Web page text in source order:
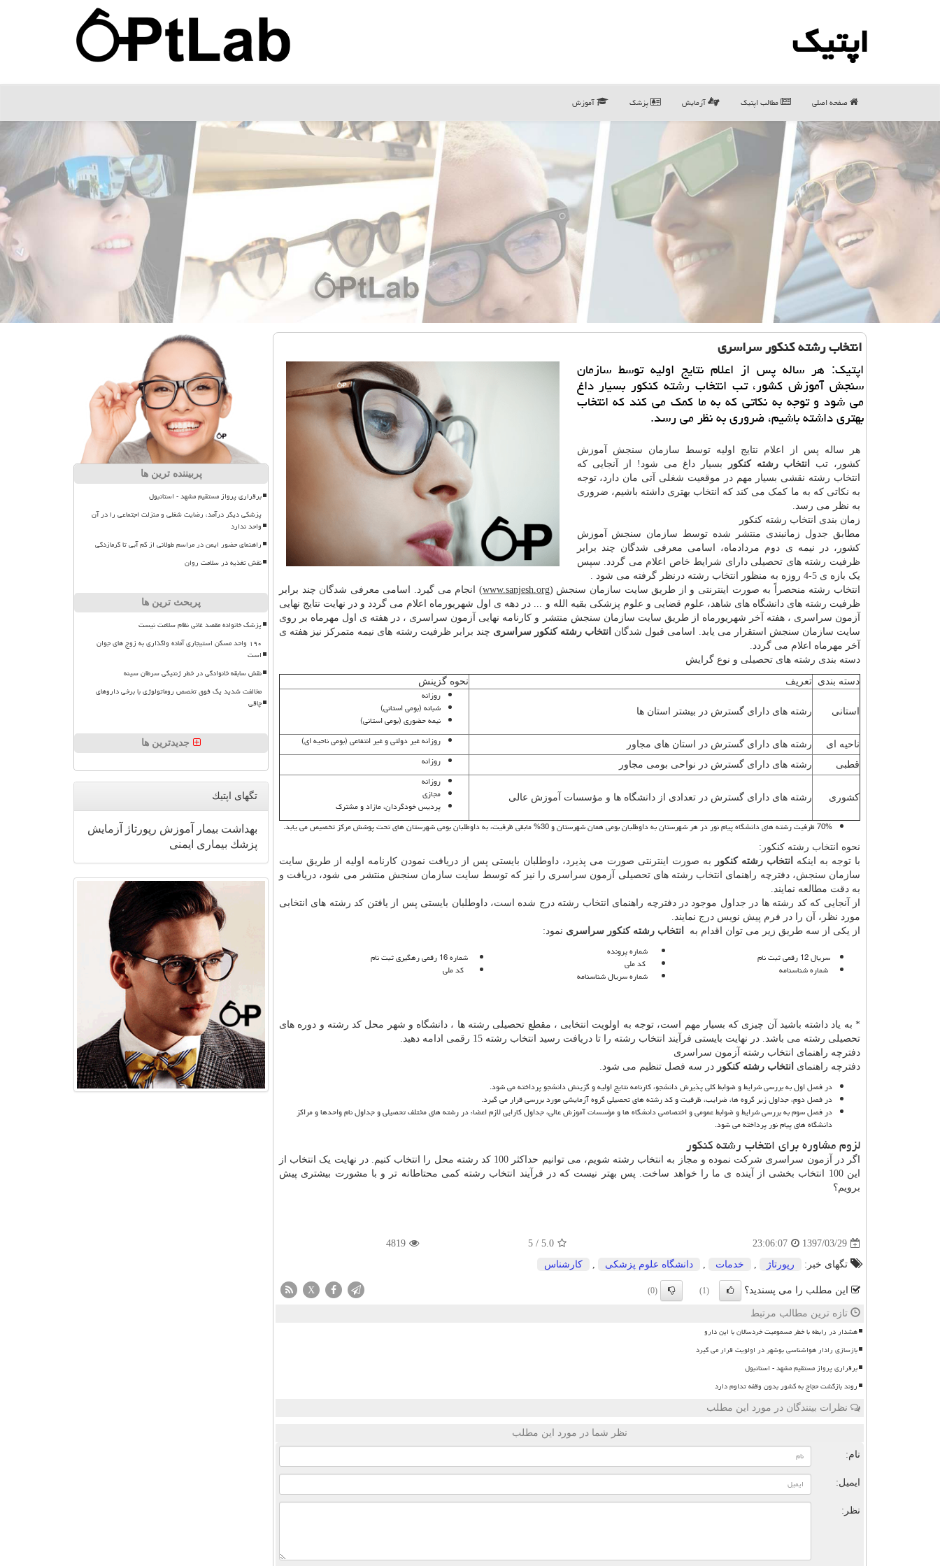
اپتیك
صفحه اصلی مطالب اپتیك آزمایش پزشک آموزش
انتخاب رشته كنكور سراسری
اپتیك: هر ساله پس از اعلام نتایج اولیه توسط سازمان
سنجش آموزش كشور، تب انتخاب رشته كنكور بسیار داغ
می شود و توجه به نكاتی كه به ما كمك می كند كه انتخاب
بهتری داشته باشیم، ضروری به نظر می رسد.
هر ساله پس از اعلام نتایج اولیه توسط سازمان سنجش آموزش
کشور، تب
انتخاب رشته کنکور
بسیار داغ می شود! از آنجایی که
انتخاب رشته نقشی بسیار مهم در موقعیت شغلی آتی مان دارد، توجه
به نکاتی که به ما کمک می کند که انتخاب بهتری داشته باشیم، ضروری
به نظر می رسد.
زمان بندی انتخاب رشته کنکور
مطابق جدول زمانبندی منتشر شده توسط سازمان سنجش آموزش
کشور، در نیمه ی دوم مردادماه، اسامی معرفی شدگان چند برابر
ظرفیت رشته های تحصیلی دارای شرایط خاص اعلام می گردد. سپس
یک بازه ی 5-4 روزه به منظور انتخاب رشته درنظر گرفته می شود .
انتخاب رشته منحصراً به صورت اینترنتی و از طریق سایت سازمان سنجش (www.sanjesh.org) انجام می گیرد. اسامی معرفی شدگان چند برابر
ظرفیت رشته های دانشگاه های شاهد، علوم قضایی و علوم پزشکی بقیه الله و ... در دهه ی اول شهریورماه اعلام می گردد و در نهایت نتایج نهایی
آزمون سراسری ، هفته آخر شهریورماه از طریق سایت سازمان سنجش منتشر و کارنامه نهایی آزمون سراسری ، در هفته ی اول مهرماه بر روی
سایت سازمان سنجش استقرار می یابد. اسامی قبول شدگان انتخاب رشته کنکور سراسری چند برابر ظرفیت رشته های نیمه متمرکز نیز هفته ی
آخر مهرماه اعلام می گردد.
دسته بندی رشته های تحصیلی و نوع گرایش
دسته بندی تعریف نحوه گزینش
استانی رشته های دارای گسترش در بیشتر استان ها
روزانه
شبانه (بومی استانی)
نیمه حضوری (بومی استانی)
ناحیه ای رشته های دارای گسترش در استان های مجاور روزانه غیر دولتی و غیر انتفاعی (بومی ناحیه ای)
قطبی رشته های دارای گسترش در نواحی بومی مجاور روزانه
کشوری رشته های دارای گسترش در تعدادی از دانشگاه ها و مؤسسات آموزش عالی
روزانه
مجازی
پردیس خودگردان، مازاد و مشترک
70% ظرفیت رشته های دانشگاه پیام نور در هر شهرستان به داوطلبان بومی همان شهرستان و 30% مابقی ظرفیت، به داوطلبان بومی شهرستان های تحت پوشش مرکز تخصیص می یابد.
نحوه انتخاب رشته کنکور:
با توجه به اینکه
انتخاب رشته کنکور
به صورت اینترنتی صورت می پذیرد، داوطلبان بایستی پس از دریافت نمودن کارنامه اولیه از طریق سایت
سازمان سنجش، دفترچه راهنمای انتخاب رشته های تحصیلی آزمون سراسری را نیز که توسط سایت سازمان سنجش منتشر می شود، دریافت و
به دقت مطالعه نمایند.
از آنجایی که کد رشته ها در جداول موجود در دفترچه راهنمای انتخاب رشته درج شده است، داوطلبان بایستی پس از یافتن کد رشته های انتخابی
مورد نظر، آن را در فرم پیش نویس درج نمایند.
از یکی از سه طریق زیر می توان اقدام به
انتخاب رشته کنکور سراسری نمود:
سریال 12 رقمی ثبت نام
شماره شناسنامه
شماره پرونده
کد ملی
شماره سریال شناسنامه
شماره 16 رقمی رهگیری ثبت نام
کد ملی
* به یاد داشته باشید آن چیزی که بسیار مهم است، توجه به اولویت انتخابی ، مقطع تحصیلی رشته ها ، دانشگاه و شهر محل کد رشته و دوره های
تحصیلی رشته می باشد. در نهایت بایستی فرآیند انتخاب رشته را تا دریافت رسید انتخاب رشته 15 رقمی ادامه دهید.
دفترچه راهنمای انتخاب رشته آزمون سراسری
دفترچه راهنمای انتخاب رشته کنکور در سه فصل تنظیم می شود.
در فصل اول به بررسی شرایط و ضوابط کلی پذیرش دانشجو، کارنامه نتایج اولیه و گزینش دانشجو پرداخته می شود.
در فصل دوم، جداول زیر گروه ها، ضرایب، ظرفیت و کد رشته های تحصیلی گروه آزمایشی مورد بررسی قرار می گیرد.
در فصل سوم به بررسی شرایط و ضوابط عمومی و اختصاصی دانشگاه ها و مؤسسات آموزش عالی، جداول کارایی لازم اعضاء در رشته های مختلف تحصیلی و جداول نام واحدها و مراکز
دانشگاه های پیام نور پرداخته می شود.
لزوم مشاوره برای انتخاب رشته کنکور
اگر در آزمون سراسری شرکت نموده و مجاز به انتخاب رشته شویم، می توانیم حداکثر 100 کد رشته محل را انتخاب کنیم. در نهایت یک انتخاب از
این 100 انتخاب بخشی از آینده ی ما را خواهد ساخت. پس بهتر نیست که در فرآیند انتخاب رشته کمی محتاطانه تر و با مشورت بیشتری پیش
برویم؟
1397/03/29
23:06:07
5.0
/
5
4819
تگهای خبر: رپورتاژ , خدمات , دانشگاه علوم پزشكی , كارشناس
این مطلب را می پسندید؟ (1)
(0)
X
تازه ترین مطالب مرتبط
هشدار در رابطه با خطر مسمومیت خردسالان با این دارو
بازسازی رادار هواشناسی بوشهر در اولویت قرار می گیرد
برقراری پرواز مستقیم مشهد - استانبول
روند بازگشت حجاج به کشور بدون وقفه تداوم دارد
نظرات بینندگان در مورد این مطلب
نظر شما در مورد این مطلب
نام:
ایمیل:
نظر:
پربیننده ترین ها
برقراری پرواز مستقیم مشهد - استانبول
پزشکی دیگر درآمد، رضایت شغلی و منزلت اجتماعی را در آن
واحد ندارد
راهنمای حضور ایمن در مراسم طولانی از کم آبی تا گرمازدگی
نقش تغذیه در سلامت روان
پربحث ترین ها
پزشک خانواده مقصد غائی نظام سلامت نیست
۱۹۰ واحد مسکن استیجاری آماده واگذاری به زوج های جوان
است
نقش سابقه خانوادگی در خطر ژنتیکی سرطان سینه
مخالفت شدید یک فوق تخصص روماتولوژی با برخی داروهای
چاقی
جدیدترین ها
تگهای اپتیك
بهداشت بیمار آموزش رپورتاژ
آزمایش
پزشك بیماری ایمنی